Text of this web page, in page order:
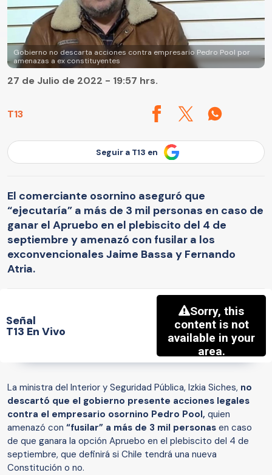
Gobierno no descarta acciones contra empresario Pedro Pool por
amenazas a ex constituyentes
T13
27 de Julio de 2022 - 19:57 hrs.
Seguir a T13 en
El comerciante osornino aseguró que
“ejecutaría” a más de 3 mil personas en caso de
ganar el Apruebo en el plebiscito del 4 de
septiembre y amenazó con fusilar a los
exconvencionales Jaime Bassa y Fernando
Atria.
Señal
T13 En Vivo
La ministra del Interior y Seguridad Pública, Izkia Siches, no
descartó que el gobierno presente acciones legales
contra el empresario osornino Pedro Pool, quien
amenazó con “fusilar” a más de 3 mil personas en caso
de que ganara la opción Apruebo en el plebiscito del 4 de
septiembre, que definirá si Chile tendrá una nueva
Constitución o no.